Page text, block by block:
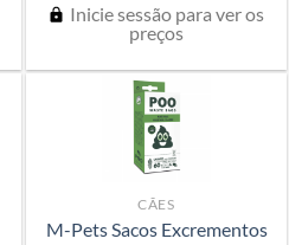
Inicie sessão para ver os
preços
CÃES
M-Pets Sacos Excrementos